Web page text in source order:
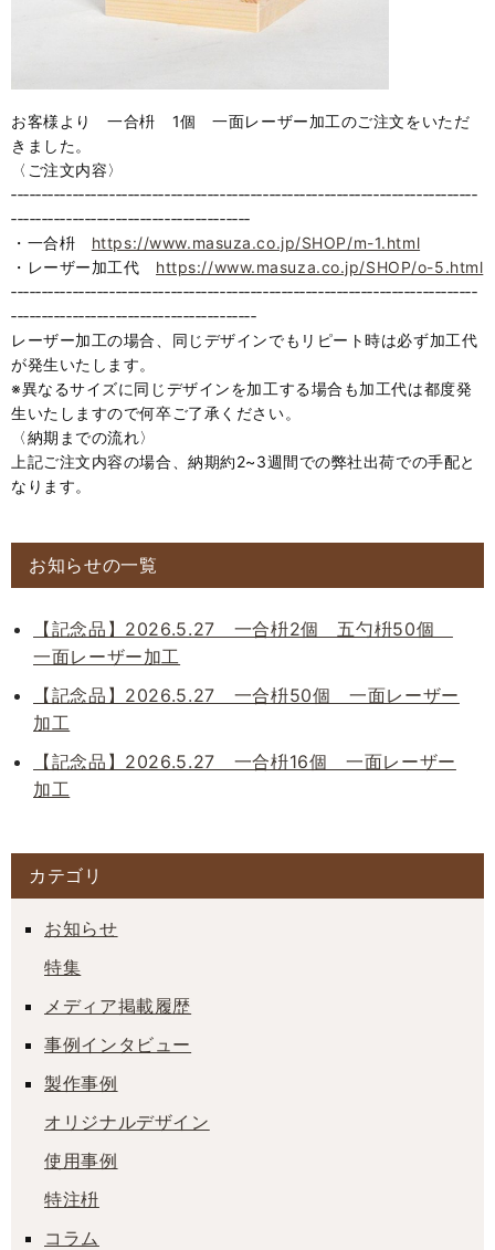
お客様より 一合枡 1個 一面レーザー加工のご注文をいただ
きました。
〈ご注文内容〉
‐‐‐‐‐‐‐‐‐‐‐‐‐‐‐‐‐‐‐‐‐‐‐‐‐‐‐‐‐‐‐‐‐‐‐‐‐‐‐‐‐‐‐‐‐‐‐‐‐‐‐‐‐‐‐‐‐‐‐‐‐‐‐‐‐‐‐‐‐‐‐‐‐‐‐‐
‐‐‐‐‐‐‐‐‐‐‐‐‐‐‐‐‐‐‐‐‐‐‐‐‐‐‐‐‐‐‐‐‐‐‐‐‐‐‐
・一合枡 https://www.masuza.co.jp/SHOP/m-1.html
・レーザー加工代 https://www.masuza.co.jp/SHOP/o-5.html
‐‐‐‐‐‐‐‐‐‐‐‐‐‐‐‐‐‐‐‐‐‐‐‐‐‐‐‐‐‐‐‐‐‐‐‐‐‐‐‐‐‐‐‐‐‐‐‐‐‐‐‐‐‐‐‐‐‐‐‐‐‐‐‐‐‐‐‐‐‐‐‐‐‐‐‐
‐‐‐‐‐‐‐‐‐‐‐‐‐‐‐‐‐‐‐‐‐‐‐‐‐‐‐‐‐‐‐‐‐‐‐‐‐‐‐‐
レーザー加工の場合、同じデザインでもリピート時は必ず加工代
が発生いたします。
※異なるサイズに同じデザインを加工する場合も加工代は都度発
生いたしますので何卒ご了承ください。
〈納期までの流れ〉
上記ご注文内容の場合、納期約2~3週間での弊社出荷での手配と
なります。
お知らせの一覧
【記念品】2026.5.27 一合枡2個 五勺枡50個
一面レーザー加工
【記念品】2026.5.27 一合枡50個 一面レーザー
加工
【記念品】2026.5.27 一合枡16個 一面レーザー
加工
カテゴリ
お知らせ
特集
メディア掲載履歴
事例インタビュー
製作事例
オリジナルデザイン
使用事例
特注枡
コラム